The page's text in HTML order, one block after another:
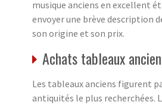
musique anciens en excellent
envoyer une brève description
son origine et son prix.
Achats tableaux
Les tableaux anciens figurent
antiquités le plus recherchées.